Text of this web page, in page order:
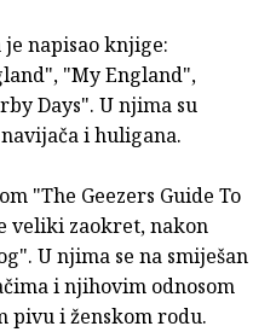
napisao knjige:
"My England",
Days". U njima su
i huligana.
"The Geezers Guide To
veliki zaokret, nakon
U njima se na smiješan
i njihovim odnosom
pivu i ženskom rodu.